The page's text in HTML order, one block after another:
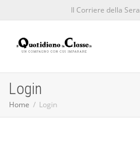
Il Corriere della Sera
Login
Home Login